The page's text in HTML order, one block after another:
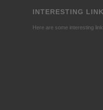
INTERESTING
Here are some interesting